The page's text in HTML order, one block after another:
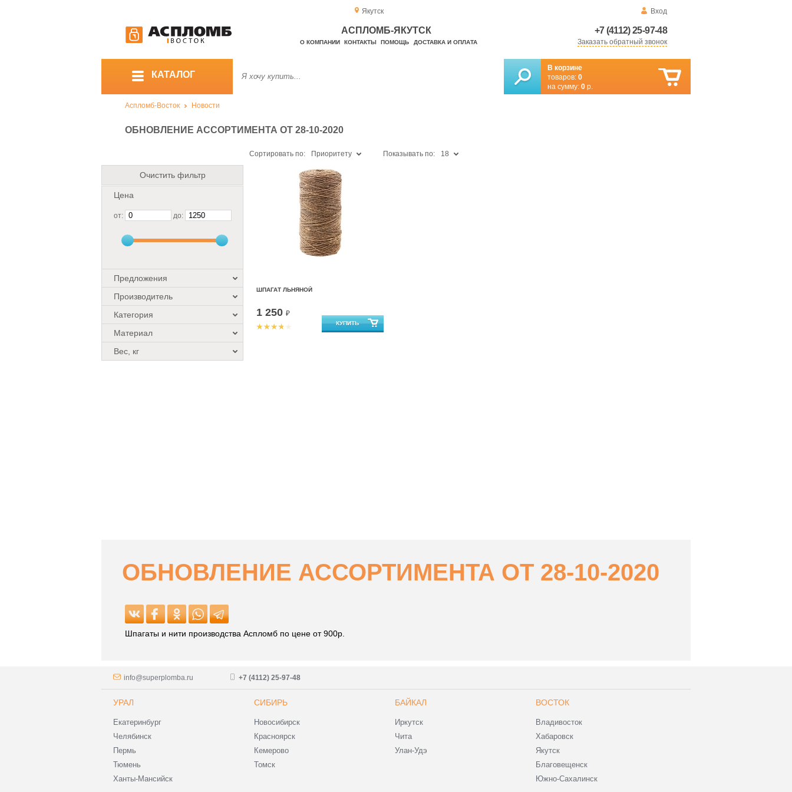
Якутск Вход
+7 (4112) 25-97-48
Заказать обратный звонок
АСПЛОМБ-ЯКУТСК
О КОМПАНИИ КОНТАКТЫ ПОМОЩЬ ДОСТАВКА И ОПЛАТА
КАТАЛОГ
В корзине
товаров: 0
на сумму: 0 р.
Аспломб-Восток Новости
ОБНОВЛЕНИЕ АССОРТИМЕНТА ОТ 28-10-2020
Очистить фильтр
Цена
от: до:
Предложения
Производитель
Категория
Материал
Вес, кг
Сортировать по: Приоритету Показывать по: 18
ШПАГАТ ЛЬНЯНОЙ
1 250 ₽
ОБНОВЛЕНИЕ АССОРТИМЕНТА ОТ 28-10-2020
Шпагаты и нити производства Аспломб по цене от 900р.
info@superplomba.ru +7 (4112) 25-97-48
УРАЛ
Екатеринбург
Челябинск
Пермь
Тюмень
Ханты-Мансийск
СИБИРЬ
Новосибирск
Красноярск
Кемерово
Томск
БАЙКАЛ
Иркутск
Чита
Улан-Удэ
ВОСТОК
Владивосток
Хабаровск
Якутск
Благовещенск
Южно-Сахалинск